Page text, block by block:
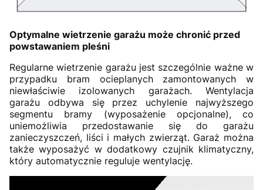
Optymalne wietrzenie garażu może chronić przed
powstawaniem pleśni
Regularne wietrzenie garażu jest szczególnie ważne w
przypadku bram ocieplanych zamontowanych w
niewłaściwie izolowanych garażach. Wentylacja
garażu odbywa się przez uchylenie najwyższego
segmentu bramy (wyposażenie opcjonalne), co
uniemożliwia przedostawanie się do garażu
zanieczyszczeń, liści i małych zwierząt. Garaż można
także wyposażyć w dodatkowy czujnik klimatyczny,
który automatycznie reguluje wentylację.